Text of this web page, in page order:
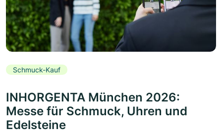
Schmuck-Kauf
INHORGENTA München 2026:
Messe für Schmuck, Uhren und
Edelsteine